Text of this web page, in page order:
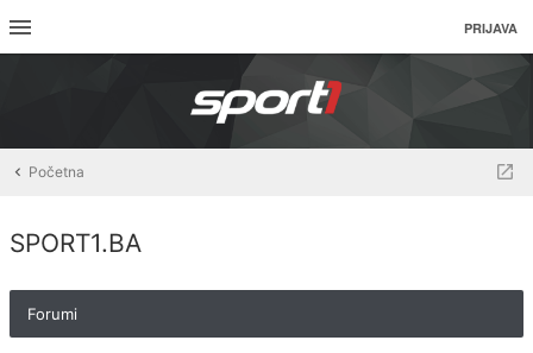
PRIJAVA
Početna
SPORT1.BA
Forumi